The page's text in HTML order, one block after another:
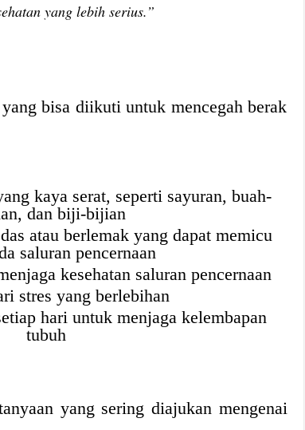
yang lebih serius.”
bisa diikuti untuk mencegah berak
kaya serat, seperti sayuran, buah-
dan biji-bijian
atau berlemak yang dapat memicu
saluran pencernaan
kesehatan saluran pencernaan
stres yang berlebihan
hari untuk menjaga kelembapan
tubuh
yang sering diajukan mengenai